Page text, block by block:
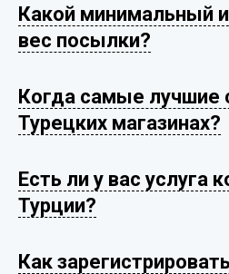
Какой минимальный
вес посылки?
Когда самые лучшие
Турецких магазинах?
Есть ли у вас услуга
Турции?
Как